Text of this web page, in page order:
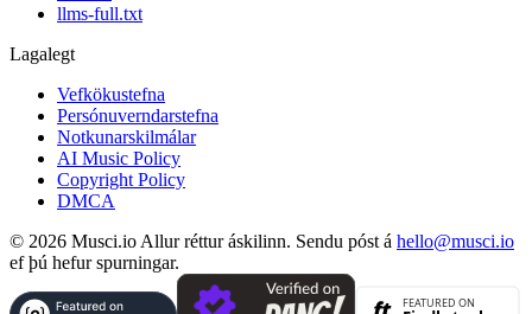
llms-full.txt
Lagalegt
Vefkökustefna
Persónuverndarstefna
Notkunarskilmálar
AI Music Policy
Copyright Policy
DMCA
© 2026 Musci.io Allur réttur áskilinn. Sendu póst á hello@musci.io
ef þú hefur spurningar.